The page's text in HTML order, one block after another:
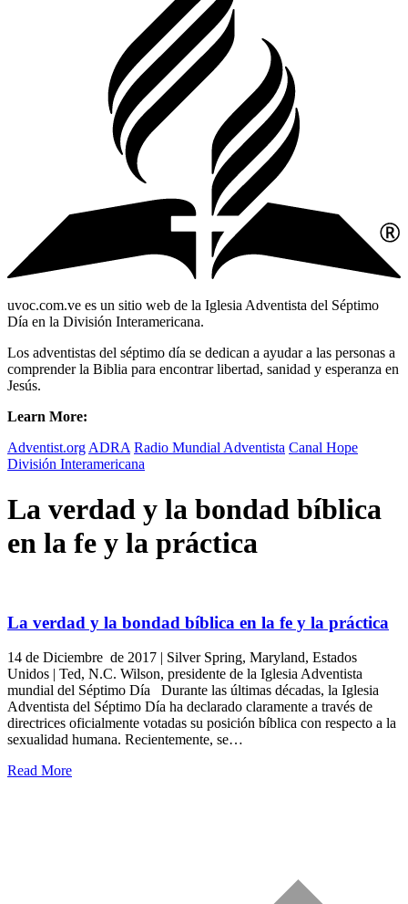
uvoc.com.ve es un sitio web de la Iglesia Adventista del Séptimo
Día en la División Interamericana.
Los adventistas del séptimo día se dedican a ayudar a las personas a
comprender la Biblia para encontrar libertad, sanidad y esperanza en
Jesús.
Learn More:
Adventist.org ADRA Radio Mundial Adventista Canal Hope
División Interamericana
La verdad y la bondad bíblica
en la fe y la práctica
La verdad y la bondad bíblica en la fe y la práctica
14 de Diciembre de 2017 | Silver Spring, Maryland, Estados
Unidos | Ted, N.C. Wilson, presidente de la Iglesia Adventista
mundial del Séptimo Día Durante las últimas décadas, la Iglesia
Adventista del Séptimo Día ha declarado claramente a través de
directrices oficialmente votadas su posición bíblica con respecto a la
sexualidad humana. Recientemente, se…
Read More